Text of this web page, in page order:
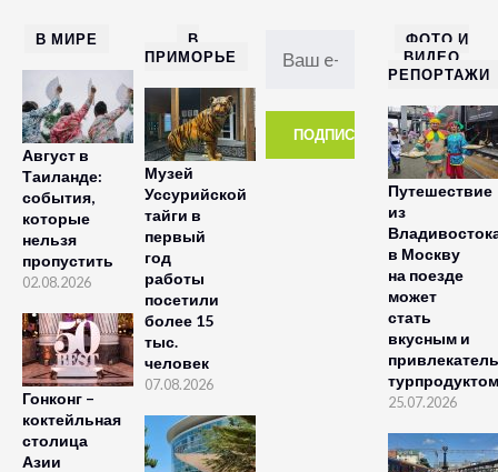
В МИРЕ
Август в
Таиланде:
события,
которые
нельзя
пропустить
02.08.2026
Гонконг –
коктейльная
столица
Азии
В
ПРИМОРЬЕ
Музей
Уссурийской
тайги в
первый
год
работы
посетили
более 15
тыс.
человек
07.08.2026
ФОТО И
ВИДЕО
РЕПОРТАЖИ
Путешествие
из
в Москву
на поезде
может
стать
вкусным и
турпродуктом
25.07.2026